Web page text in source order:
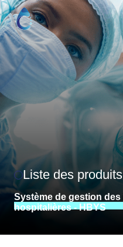
Liste des produits
Système de gestion des
hospitalières - HBYS